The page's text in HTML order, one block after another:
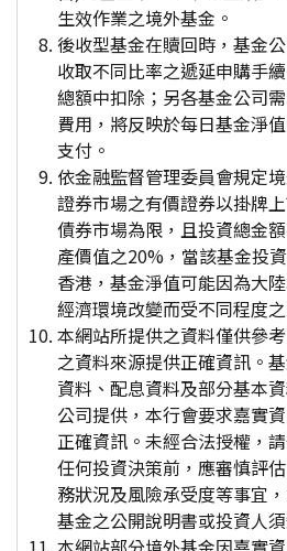
生效作業之境外基金。
後收型基金在贖回時，基金
收取不同比率之遞延申購手
總額中扣除；另各基金公司
費用，將反映於每日基金淨
支付。
依金融監督管理委員會規定
證券市場之有價證券以掛牌
債券市場為限，且投資總金
產價值之20%，當該基金投
香港，基金淨值可能因為大
經濟環境改變而受不同程度之
本網站所提供之資料僅供參
之資料來源提供正確資訊。
資料、配息資料及部分基本
公司提供，本行會要求嘉實
正確資訊。未經合法授權，
任何投資決策前，應審慎評
務狀況及風險承受度等事宜
基金之公開說明書或投資人須